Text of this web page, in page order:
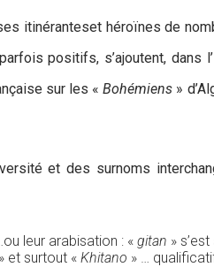
itinéranteset héroïnes de
positifs, s’ajoutent, dans
sur les «Bohémiens »
et des surnoms
leur arabisation : « gitan »
» et surtout « Khitano » …